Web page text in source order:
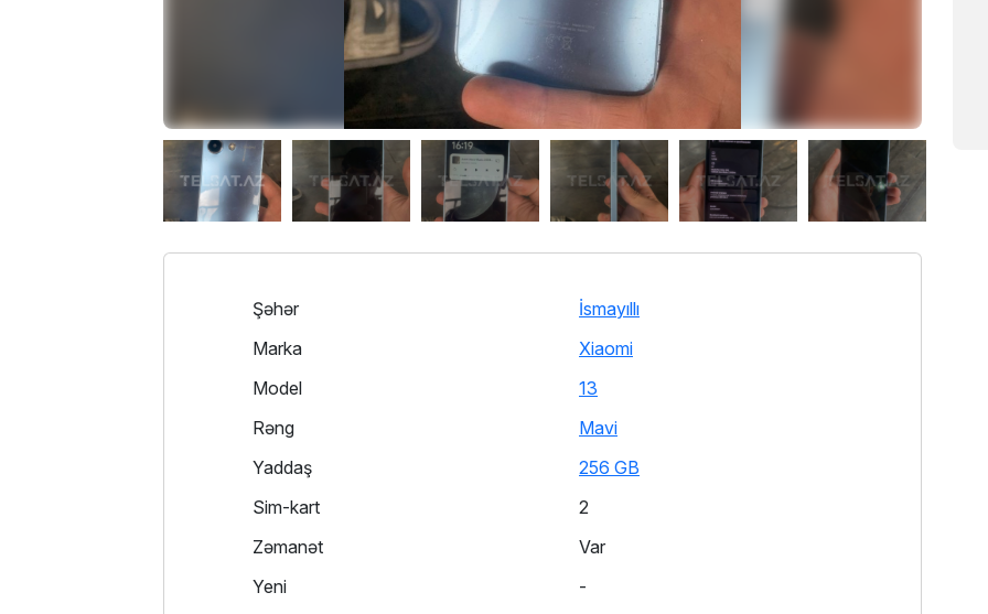
Şəhər
İsmayıllı
Marka
Xiaomi
Model
13
Rəng
Mavi
Yaddaş
256 GB
Sim-kart
2
Zəmanət
Var
Yeni
-